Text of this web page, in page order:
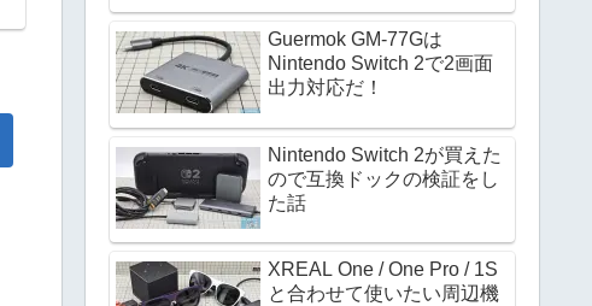
Guermok GM-77Gは
Nintendo Switch 2で2画面
出力対応だ！
Nintendo Switch 2が買えた
ので互換ドックの検証をし
た話
XREAL One / One Pro / 1S
と合わせて使いたい周辺機